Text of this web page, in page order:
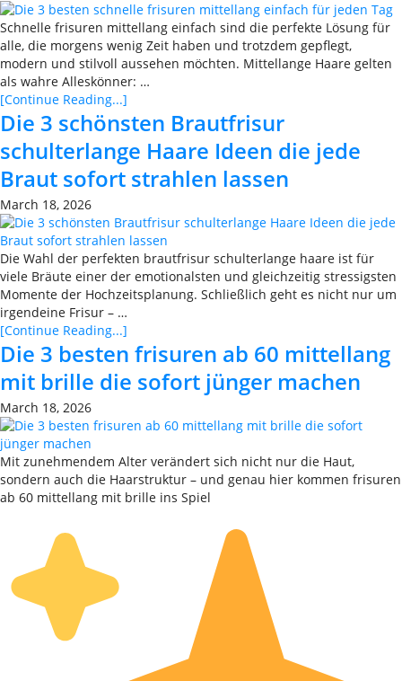
Schnelle frisuren mittellang einfach sind die perfekte Lösung für
alle, die morgens wenig Zeit haben und trotzdem gepflegt,
modern und stilvoll aussehen möchten. Mittellange Haare gelten
als wahre Alleskönner: …
[Continue Reading...]
Die 3 schönsten Brautfrisur
schulterlange Haare Ideen die jede
Braut sofort strahlen lassen
March 18, 2026
Die Wahl der perfekten brautfrisur schulterlange haare ist für
viele Bräute einer der emotionalsten und gleichzeitig stressigsten
Momente der Hochzeitsplanung. Schließlich geht es nicht nur um
irgendeine Frisur – …
[Continue Reading...]
Die 3 besten frisuren ab 60 mittellang
mit brille die sofort jünger machen
March 18, 2026
Mit zunehmendem Alter verändert sich nicht nur die Haut,
sondern auch die Haarstruktur – und genau hier kommen frisuren
ab 60 mittellang mit brille ins Spiel